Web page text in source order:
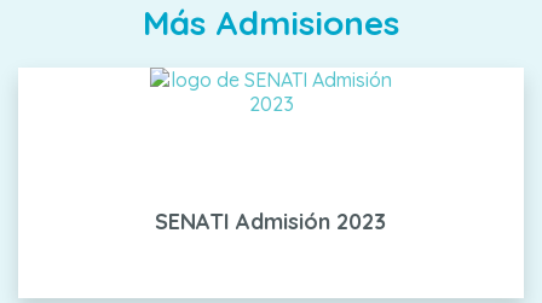
Más Admisiones
SENATI Admisión 2023